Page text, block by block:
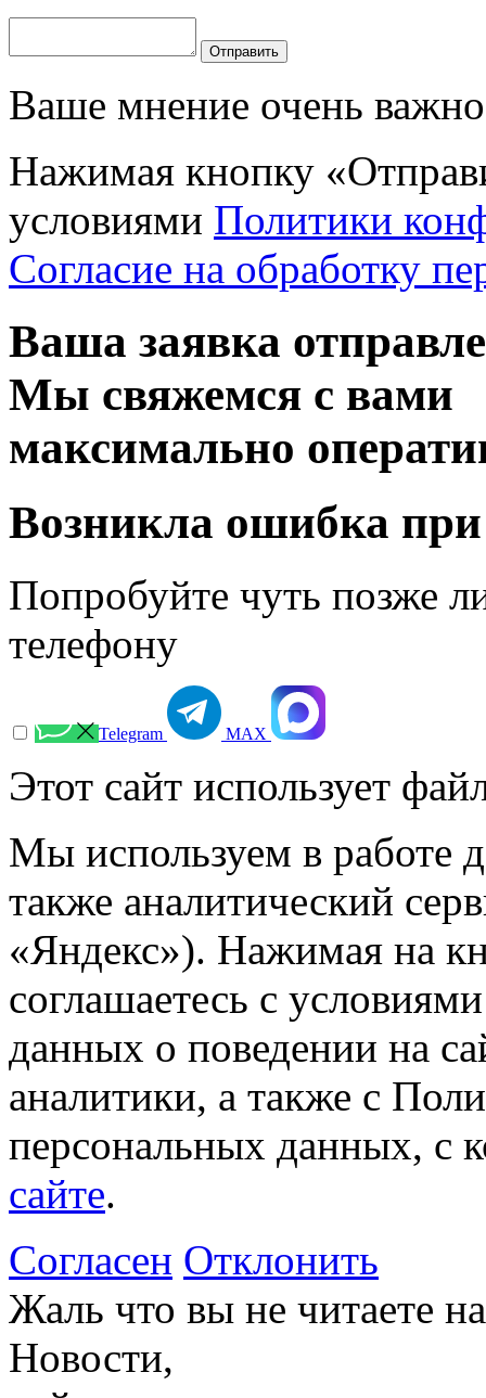
Отправить
Ваше мнение очень
Нажимая кнопку
условиями Политики
Согласие на обработку
Ваша заявка
Мы свяжемся с вами
максимально
Возникла ошибка при
Попробуйте чуть позже
телефону
Telegram МАХ
Этот сайт использует
Мы используем в работе
также аналитический
«Яндекс»). Нажимая на
соглашаетесь с
данных о поведении на
аналитики, а также с
персональных данных, с
сайте.
Согласен Отклонить
Жаль что вы не читаете
Новости,